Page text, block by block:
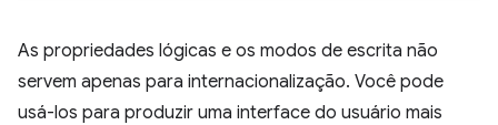
As propriedades lógicas e os modos de escrita não
servem apenas para internacionalização. Você pode
usá-los para produzir uma interface do usuário mais